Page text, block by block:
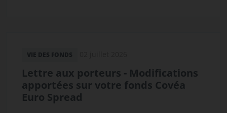
VIE DES FONDS
Lettre aux porteurs - Modifications
apportées sur votre fonds Covéa
Euro Spread